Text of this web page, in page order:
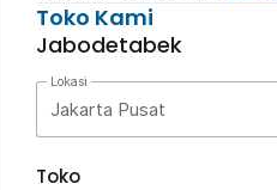
Toko Kami
Jabodetabek
Lokasi
Jakarta Pusat
Toko